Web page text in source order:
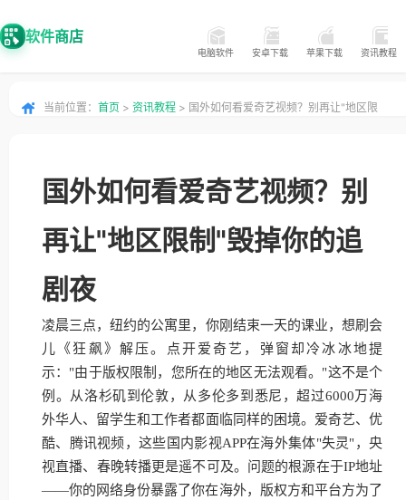
软件商店
电脑软件 安卓下载 苹果下载 资讯教程
当前位置： 首页 > 资讯教程 > 国外如何看爱奇艺视频？别再让"地区限
国外如何看爱奇艺视频？别
再让"地区限制"毁掉你的追
剧夜
凌晨三点，纽约的公寓里，你刚结束一天的课业，想刷会
儿《狂飙》解压。点开爱奇艺，弹窗却冷冰冰地提
示："由于版权限制，您所在的地区无法观看。"这不是个
例。从洛杉矶到伦敦，从多伦多到悉尼，超过6000万海
外华人、留学生和工作者都面临同样的困境。爱奇艺、优
酷、腾讯视频，这些国内影视APP在海外集体"失灵"，央
视直播、春晚转播更是遥不可及。问题的根源在于IP地址
——你的网络身份暴露了你在海外，版权方和平台方为了